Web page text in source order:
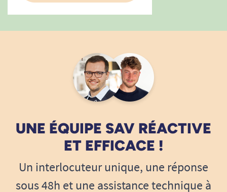
Hygiénique et facile à entretenir
Lavable en machinepour une hygiène
parfaite, même en cas de port quotidien.
Tissus techniques adaptés à une utilisation
intensive et un séchage rapide.
UNE ÉQUIPE SAV RÉACTIVE
ET EFFICACE !
Un interlocuteur unique, une réponse
sous 48h et une assistance technique à